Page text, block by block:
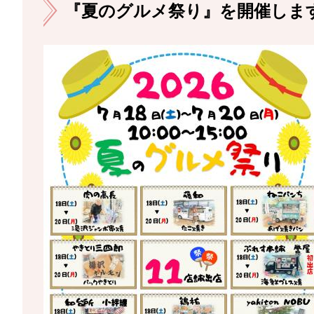
『夏のグルメ祭り』を開催しま